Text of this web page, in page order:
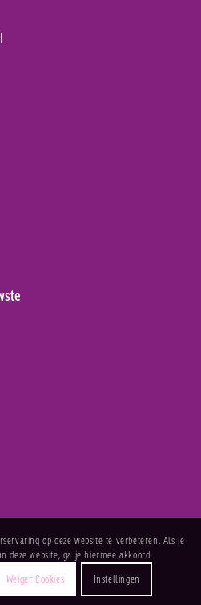
op deze website te verbeteren. Als je
deze website, ga je hiermee akkoord.
Weiger Cookies Instellingen